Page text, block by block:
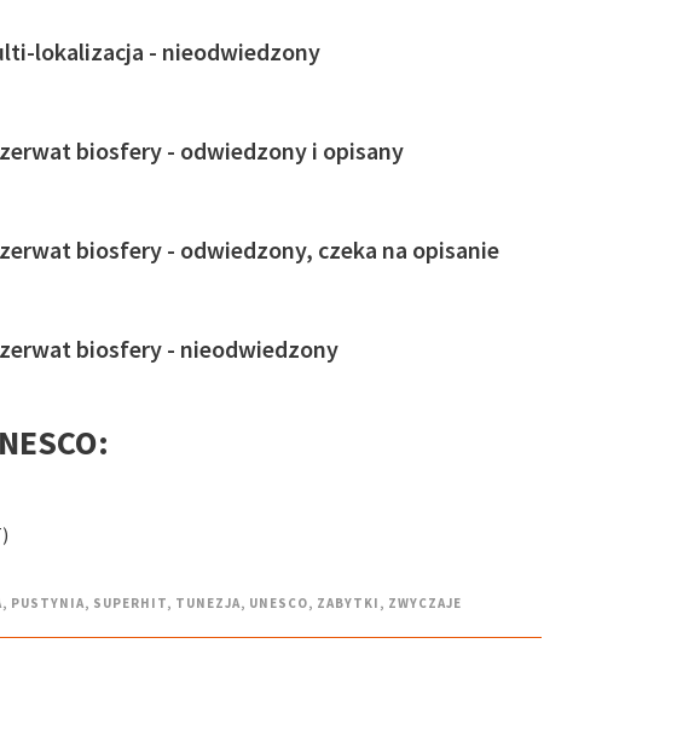
lokalizacja - nieodwiedzony
biosfery - odwiedzony i opisany
biosfery - odwiedzony, czeka na opisanie
biosfery - nieodwiedzony
, PUSTYNIA, SUPERHIT, TUNEZJA, UNESCO, ZABYTKI , ZWYCZAJE